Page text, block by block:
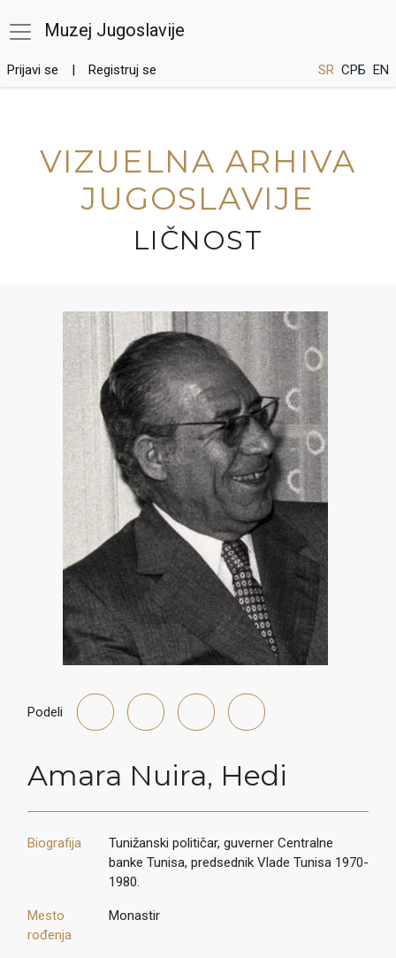
Muzej Jugoslavije
Prijavi se Registruj se SR СРБ EN
VIZUELNA ARHIVA
JUGOSLAVIJE
LIČNOST
Podeli
Amara Nuira, Hedi
Biografija
Tunižanski političar, guverner Centralne
banke Tunisa, predsednik Vlade Tunisa 1970-
1980.
Mesto
rođenja
Monastir